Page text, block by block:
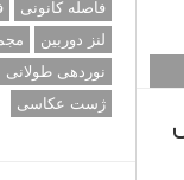
فاصله کانونی
لنز دوربین
نوردهی طولانی
ژست عکاسی